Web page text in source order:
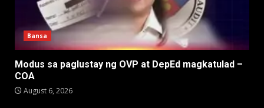
Bansa
Modus sa paglustay ng OVP at DepEd magkatulad –
COA
August 6, 2026